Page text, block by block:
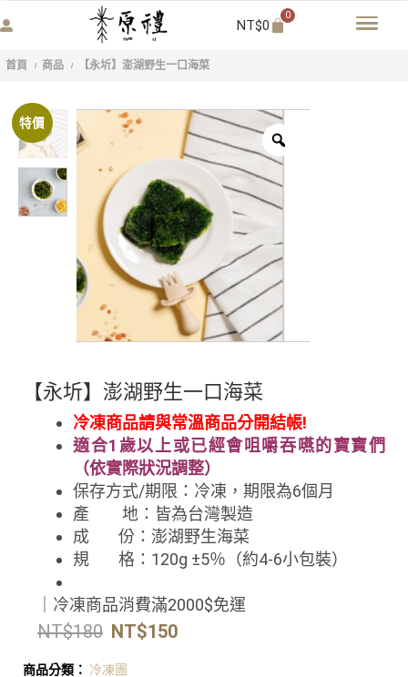
NT$0
0
首頁 / 商品 / 【永圻】澎湖野生一口海菜
特價
【永圻】澎湖野生一口海菜
冷凍商品請與常溫商品分開結帳!
適合1歲以上或已經會咀嚼吞嚥的寶寶們
（依實際狀況調整）
保存方式/期限：冷凍 ，期限為6個月
產 地：皆為台灣製造
成 份：澎湖野生海菜
規 格：120g ±5％ （約4-6小包裝）
｜冷凍商品消費滿2000$免運
NT$180 NT$150
商品分類： 冷凍團